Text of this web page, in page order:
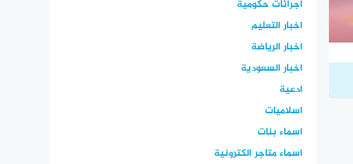
اجرائات حكومية
اخبار التعليم
اخبار الرياضة
اخبار السعودية
ادعية
اسلاميات
اسماء بنات
اسماء متاجر الكترونية